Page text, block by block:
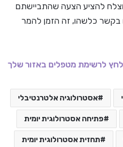
מוצלח להציע הצעה שהתביישתם
כלשהו, זה הזמן להמר
לרשימת מטפלים באזור שלך
אסטרולוגיה אלטרנטיבלי
פתיחה אסטרולוגית יומית
תחזית אסטרולוגית יומית